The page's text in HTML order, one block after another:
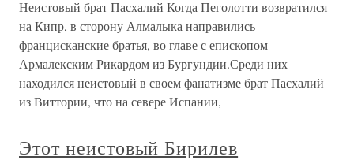
Неистовый брат Пасхалий Когда Пеголотти возвратился
на Кипр, в сторону Алмалыка направились
францисканские братья, во главе с епископом
Армалекским Рикардом из Бургундии.Среди них
находился неистовый в своем фанатизме брат Пасхалий
из Виттории, что на севере Испании,
Этот неистовый Бирилев